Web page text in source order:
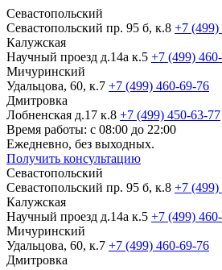
Севастопольский
Севастопольский пр. 95 б, к.8 +7 (499)
Калужская
Научный проезд д.14а к.5 +7 (499)
Мичуринский
Удальцова, 60, к.7 +7 (499) 460-69-76
Дмитровка
Лобненская д.17 к.8 +7 (499) 450-63-77
Время работы: с 08:00 до 22:00
Ежедневно, без выходных.
Получить консультацию
Севастопольский
Севастопольский пр. 95 б, к.8 +7 (499)
Калужская
Научный проезд д.14а к.5 +7 (499)
Мичуринский
Удальцова, 60, к.7 +7 (499) 460-69-76
Дмитровка